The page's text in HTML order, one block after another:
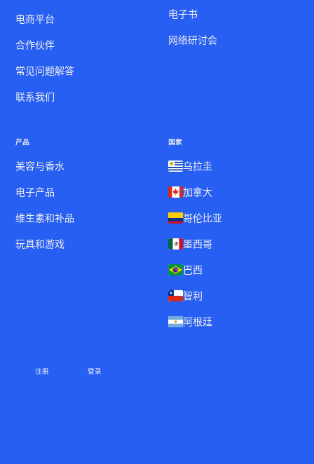
电商平台
合作伙伴
常见问题解答
联系我们
电子书
网络研讨会
产品
美容与香水
电子产品
维生素和补品
玩具和游戏
国家
乌拉圭
加拿大
哥伦比亚
墨西哥
巴西
智利
阿根廷
注册 登录